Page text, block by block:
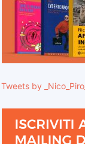
Tweets by _Nico_Piro_